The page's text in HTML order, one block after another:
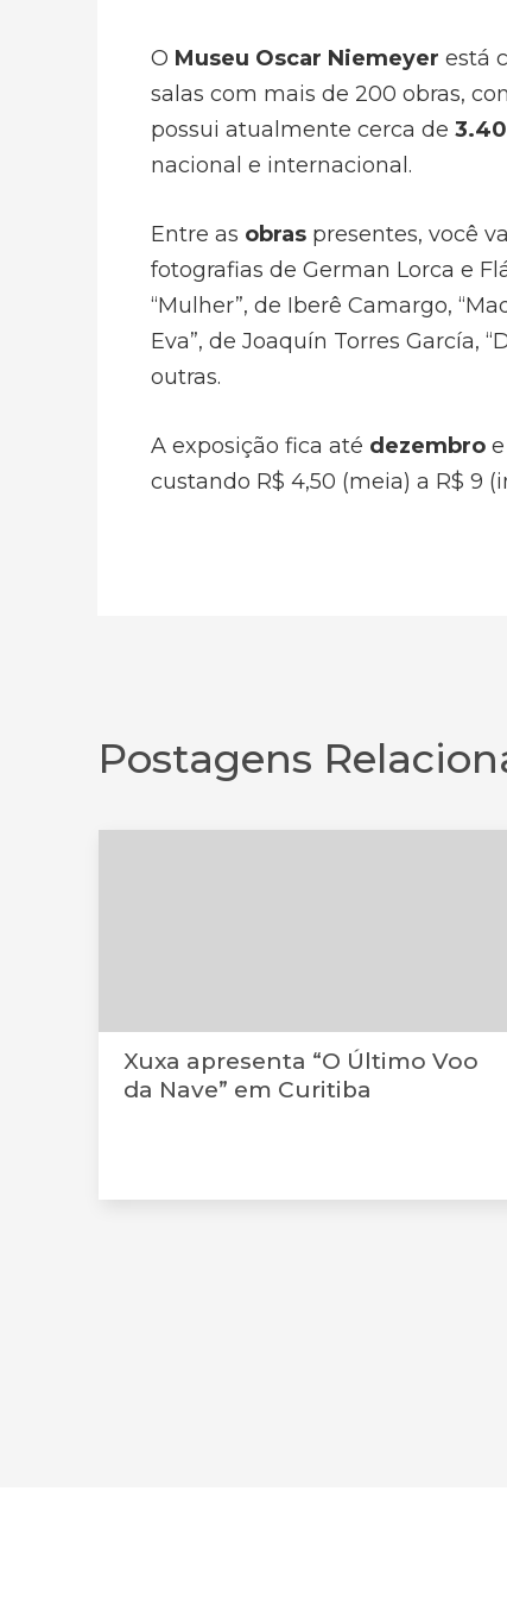
O Museu Oscar Niemeyer está
salas com mais de 200 obras,
possui atualmente cerca de
nacional e internacional.
Entre as obras presentes, você
fotografias de German Lorca e
“Mulher”, de Iberê Camargo,
Eva”, de Joaquín Torres García,
outras.
A exposição fica até dezembro
custando R$ 4,50 (meia) a R$ 9
Postagens
Xuxa apresenta “O Último Voo
da Nave” em Curitiba